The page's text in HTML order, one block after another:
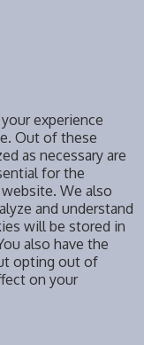
experience
Out of these
as necessary are
for the
We also
and understand
will be stored in
also have the
opting out of
on your